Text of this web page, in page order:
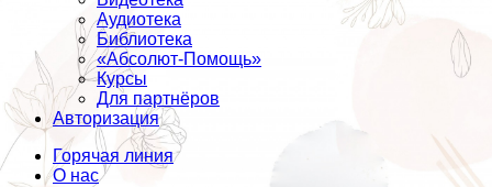
Аудиотека
Библиотека
«Абсолют-Помощь»
Курсы
Для партнёров
Авторизация
Горячая линия
О нас